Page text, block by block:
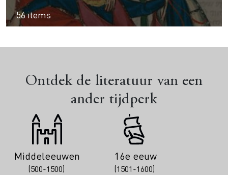
56 items
Ontdek de literatuur van een
ander tijdperk
Middeleeuwen
(500-1500)
16e eeuw
(1501-1600)